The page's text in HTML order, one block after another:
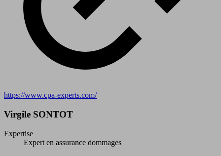
https://www.cpa-experts.com/
Virgile SONTOT
Expertise
Expert en assurance dommages